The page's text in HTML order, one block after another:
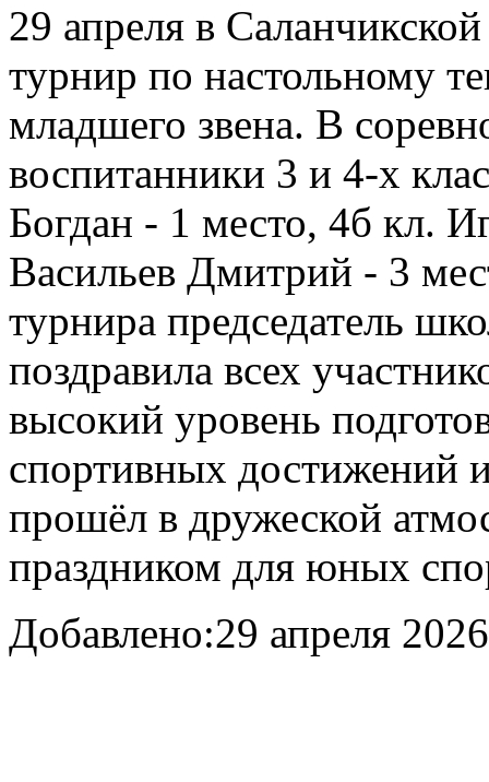
29 апреля в
турнир по настольному
младшего звена. В
воспитанники 3 и 4-х
Богдан - 1 место, 4б кл.
Васильев Дмитрий - 3
турнира председатель
поздравила всех
высокий уровень
спортивных достижений
прошёл в дружеской
праздником для юных
Добавлено:29 апреля